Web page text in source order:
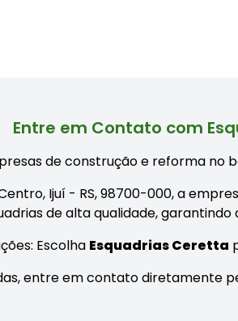
Entre em Contato com
de construção e reforma no
Ijuí - RS, 98700-000, a
de alta qualidade, garantindo
Escolha Esquadrias Ceretta
entre em contato diretamente